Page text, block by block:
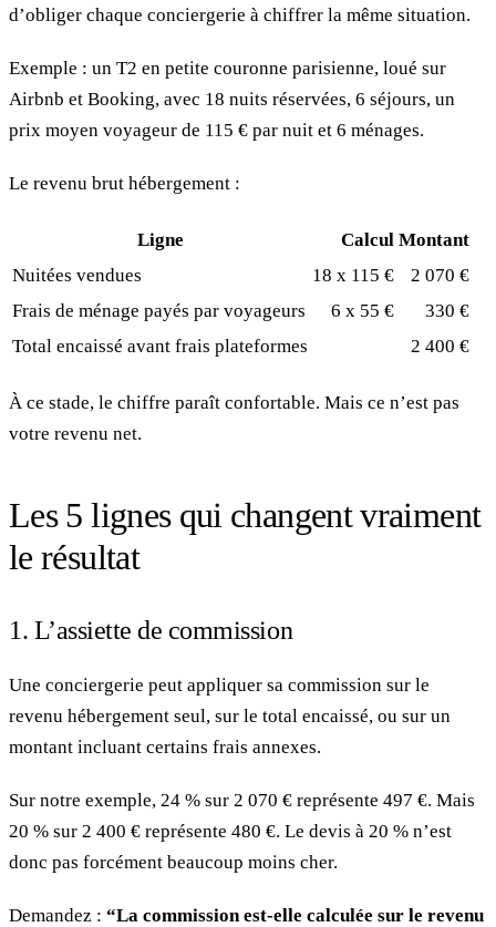
d’obliger chaque conciergerie à chiffrer la même situation.
Exemple : un T2 en petite couronne parisienne, loué sur
Airbnb et Booking, avec 18 nuits réservées, 6 séjours, un
prix moyen voyageur de 115 € par nuit et 6 ménages.
Le revenu brut hébergement :
Ligne Calcul Montant
Nuitées vendues
18 x 115 €
2 070 €
Frais de ménage payés par voyageurs
6 x 55 €
330 €
Total encaissé avant frais plateformes
2 400 €
À ce stade, le chiffre paraît confortable. Mais ce n’est pas
votre revenu net.
Les 5 lignes qui changent vraiment
le résultat
1. L’assiette de commission
Une conciergerie peut appliquer sa commission sur le
revenu hébergement seul, sur le total encaissé, ou sur un
montant incluant certains frais annexes.
Sur notre exemple, 24 % sur 2 070 € représente 497 €. Mais
20 % sur 2 400 € représente 480 €. Le devis à 20 % n’est
donc pas forcément beaucoup moins cher.
Demandez : “La commission est-elle calculée sur le revenu